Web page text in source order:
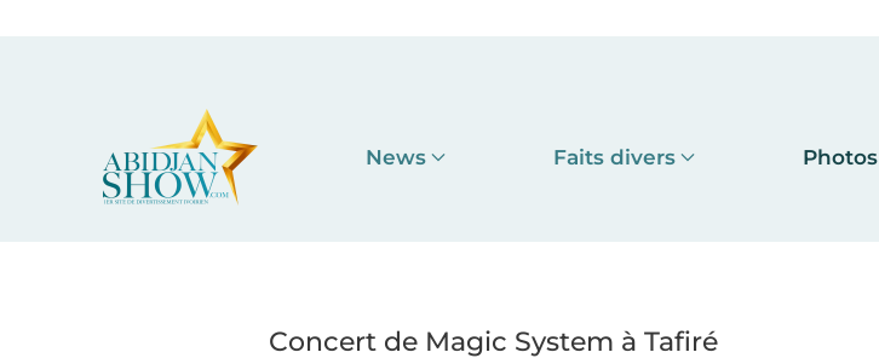
News Faits divers Photos
Concert de Magic System à Tafiré